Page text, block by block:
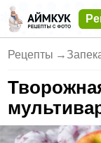
Рецепты →